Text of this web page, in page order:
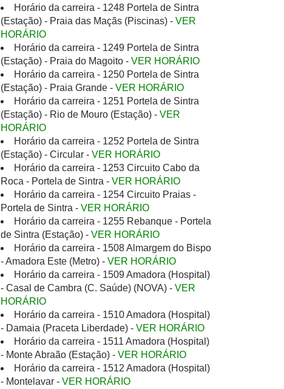
Horário da carreira - 1248 Portela de Sintra
(Estação) - Praia das Maçãs (Piscinas) - VER
HORÁRIO
Horário da carreira - 1249 Portela de Sintra
(Estação) - Praia do Magoito - VER HORÁRIO
Horário da carreira - 1250 Portela de Sintra
(Estação) - Praia Grande - VER HORÁRIO
Horário da carreira - 1251 Portela de Sintra
(Estação) - Rio de Mouro (Estação) - VER
HORÁRIO
Horário da carreira - 1252 Portela de Sintra
(Estação) - Circular - VER HORÁRIO
Horário da carreira - 1253 Circuito Cabo da
Roca - Portela de Sintra - VER HORÁRIO
Horário da carreira - 1254 Circuito Praias -
Portela de Sintra - VER HORÁRIO
Horário da carreira - 1255 Rebanque - Portela
de Sintra (Estação) - VER HORÁRIO
Horário da carreira - 1508 Almargem do Bispo
- Amadora Este (Metro) - VER HORÁRIO
Horário da carreira - 1509 Amadora (Hospital)
- Casal de Cambra (C. Saúde) (NOVA) - VER
HORÁRIO
Horário da carreira - 1510 Amadora (Hospital)
- Damaia (Praceta Liberdade) - VER HORÁRIO
Horário da carreira - 1511 Amadora (Hospital)
- Monte Abraão (Estação) - VER HORÁRIO
Horário da carreira - 1512 Amadora (Hospital)
- Montelavar - VER HORÁRIO